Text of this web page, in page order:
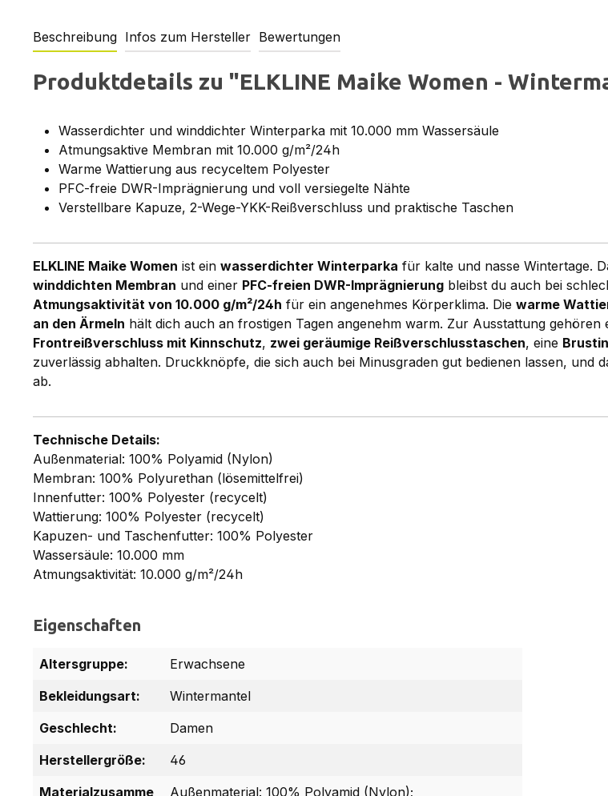
Beschreibung Infos zum Hersteller Bewertungen
Produktdetails zu "ELKLINE Maike Women -
Wasserdichter und winddichter Winterparka mit 10.000 mm Wassersäule
Atmungsaktive Membran mit 10.000 g/m²/24h
Warme Wattierung aus recyceltem Polyester
PFC-freie DWR-Imprägnierung und voll versiegelte Nähte
Verstellbare Kapuze, 2-Wege-YKK-Reißverschluss und praktische Taschen
ELKLINE Maike Women ist ein wasserdichter Winterparka für kalte und nasse Wintertage.
winddichten Membran und einer PFC-freien DWR-Imprägnierung bleibst du auch bei
Atmungsaktivität von 10.000 g/m²/24h für ein angenehmes Körperklima. Die warme
an den Ärmeln hält dich auch an frostigen Tagen angenehm warm. Zur Ausstattung gehören
Frontreißverschluss mit Kinnschutz, zwei geräumige Reißverschlusstaschen, eine
zuverlässig abhalten. Druckknöpfe, die sich auch bei Minusgraden gut bedienen lassen,
ab.
Technische Details:
Außenmaterial: 100% Polyamid (Nylon)
Membran: 100% Polyurethan (lösemittelfrei)
Innenfutter: 100% Polyester (recycelt)
Wattierung: 100% Polyester (recycelt)
Kapuzen- und Taschenfutter: 100% Polyester
Wassersäule: 10.000 mm
Atmungsaktivität: 10.000 g/m²/24h
Eigenschaften
Altersgruppe:
Erwachsene
Bekleidungsart:
Wintermantel
Geschlecht:
Damen
Herstellergröße:
46
Materialzusamme
Außenmaterial: 100% Polyamid (Nylon);